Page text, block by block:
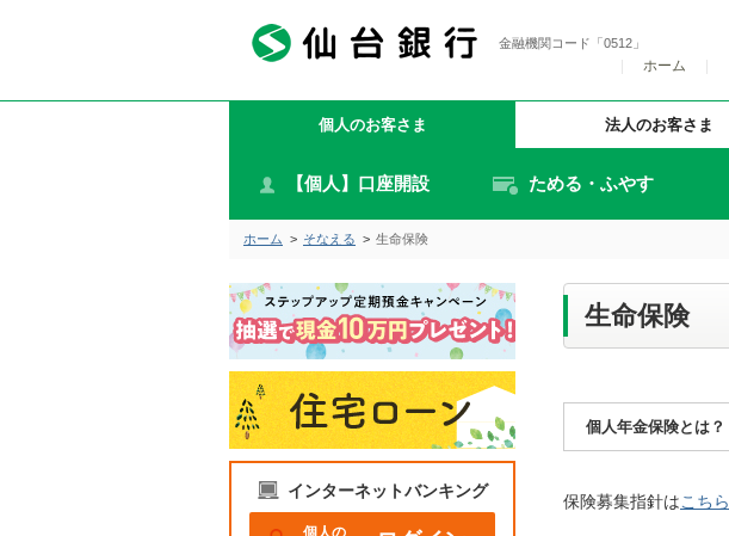
金融機関コード「0512」
ホーム
個人のお客さま
【個人】口座開設 ためる・ふやす
法人のお客さま
ホーム > そなえる > 生命保険
生命保険
個人年金保険とは？
保険募集指針はこちら
インターネットバンキング
個人の